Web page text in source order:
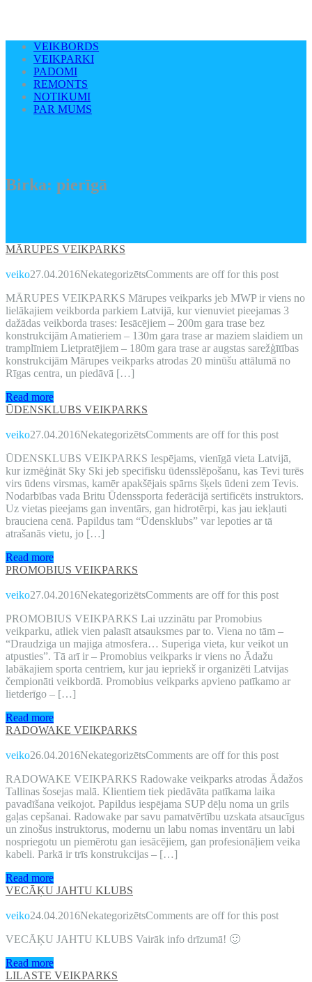
VEIKBORDS
VEIKPARKI
PADOMI
REMONTS
NOTIKUMI
PAR MUMS
Birka: pierīgā
MĀRUPES VEIKPARKS
veiko27.04.2016NekategorizētsComments are off for this post
MĀRUPES VEIKPARKS Mārupes veikparks jeb MWP ir viens no
lielākajiem veikborda parkiem Latvijā, kur vienuviet pieejamas 3
dažādas veikborda trases: Iesācējiem – 200m gara trase bez
konstrukcijām Amatieriem – 130m gara trase ar maziem slaidiem un
tramplīniem Lietpratējiem – 180m gara trase ar augstas sarežģītības
konstrukcijām Mārupes veikparks atrodas 20 minūšu attālumā no
Rīgas centra, un piedāvā […]
Read more
ŪDENSKLUBS VEIKPARKS
veiko27.04.2016NekategorizētsComments are off for this post
ŪDENSKLUBS VEIKPARKS Iespējams, vienīgā vieta Latvijā,
kur izmēģināt Sky Ski jeb specifisku ūdensslēpošanu, kas Tevi turēs
virs ūdens virsmas, kamēr apakšējais spārns šķels ūdeni zem Tevis.
Nodarbības vada Britu Ūdenssporta federācijā sertificēts instruktors.
Uz vietas pieejams gan inventārs, gan hidrotērpi, kas jau iekļauti
brauciena cenā. Papildus tam “Ūdensklubs” var lepoties ar tā
atrašanās vietu, jo […]
Read more
PROMOBIUS VEIKPARKS
veiko27.04.2016NekategorizētsComments are off for this post
PROMOBIUS VEIKPARKS Lai uzzinātu par Promobius
veikparku, atliek vien palasīt atsauksmes par to. Viena no tām –
“Draudziga un majiga atmosfera… Superiga vieta, kur veikot un
atpusties”. Tā arī ir – Promobius veikparks ir viens no Ādažu
labākajiem sporta centriem, kur jau iepriekš ir organizēti Latvijas
čempionāti veikbordā. Promobius veikparks apvieno patīkamo ar
lietderīgo – […]
Read more
RADOWAKE VEIKPARKS
veiko26.04.2016NekategorizētsComments are off for this post
RADOWAKE VEIKPARKS Radowake veikparks atrodas Ādažos
Tallinas šosejas malā. Klientiem tiek piedāvāta patīkama laika
pavadīšana veikojot. Papildus iespējama SUP dēļu noma un grils
gaļas cepšanai. Radowake par savu pamatvērtību uzskata atsaucīgus
un zinošus instruktorus, modernu un labu nomas inventāru un labi
nospriegotu un piemērotu gan iesācējiem, gan profesionāļiem veika
kabeli. Parkā ir trīs konstrukcijas – […]
Read more
VECĀĶU JAHTU KLUBS
veiko24.04.2016NekategorizētsComments are off for this post
VECĀĶU JAHTU KLUBS Vairāk info drīzumā! 🙂
Read more
LILASTE VEIKPARKS